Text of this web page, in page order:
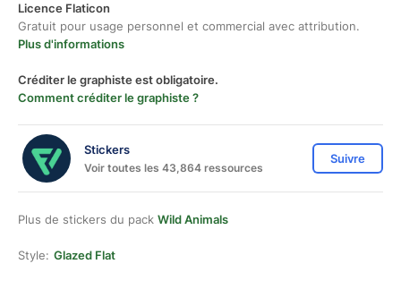
Licence Flaticon
Gratuit pour usage personnel et commercial avec attribution.
Plus d'informations
Créditer le graphiste est obligatoire.
Comment créditer le graphiste ?
Stickers
Voir toutes les 43,864 ressources
Suivre
Plus de stickers du pack Wild Animals
Style: Glazed Flat